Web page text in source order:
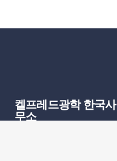
켈프레드광학 한국사
무소